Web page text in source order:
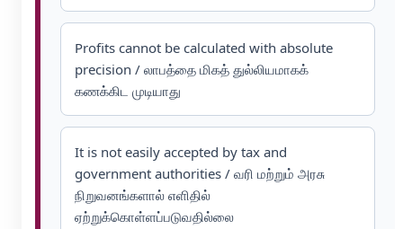
Profits cannot be calculated with absolute
precision / லாபத்தை மிகத் துல்லியமாகக்
கணக்கிட முடியாது
It is not easily accepted by tax and
government authorities / வரி மற்றும் அரசு
நிறுவனங்களால் எளிதில்
ஏற்றுக்கொள்ளப்படுவதில்லை